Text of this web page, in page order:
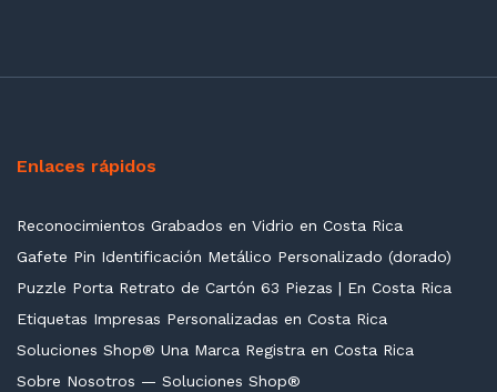
Enlaces rápidos
Reconocimientos Grabados en Vidrio en Costa Rica
Gafete Pin Identificación Metálico Personalizado (dorado)
Puzzle Porta Retrato de Cartón 63 Piezas | En Costa Rica
Etiquetas Impresas Personalizadas en Costa Rica
Soluciones Shop® Una Marca Registra en Costa Rica
Sobre Nosotros — Soluciones Shop®